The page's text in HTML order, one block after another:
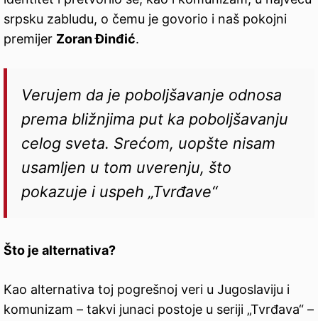
srpsku zabludu, o čemu je govorio i naš pokojni
premijer Zoran Đinđić.
Verujem da je poboljšavanje odnosa
prema bližnjima put ka poboljšavanju
celog sveta. Srećom, uopšte nisam
usamljen u tom uverenju, što
pokazuje i uspeh „Tvrđave“
Što je alternativa?
Kao alternativa toj pogrešnoj veri u Jugoslaviju i
komunizam – takvi junaci postoje u seriji „Tvrđava“ –